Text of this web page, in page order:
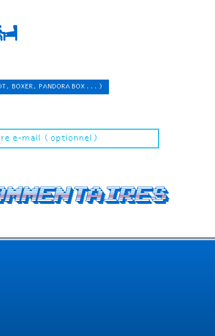
BOXER, PANDORA BOX ...)